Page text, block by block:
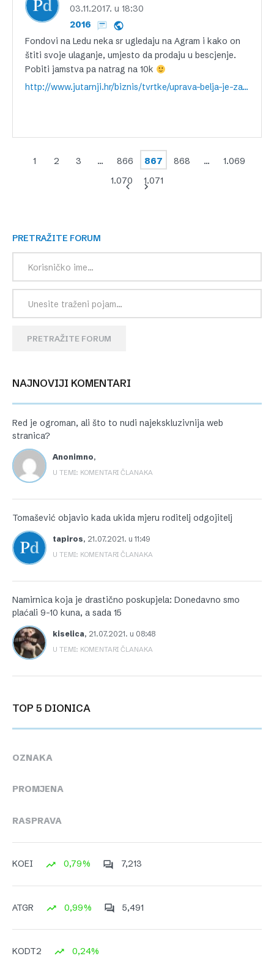
03.11.2017. u 18:30
2016
Fondovi na Ledu neka sr ugledaju na Agram i kako on
štiti svoje ulaganje, umjesto da prodaju u bescjenje.
Pobiti jamstva pa natrag na 10k
http://www.jutarnji.hr/biznis/tvrtke/uprava-belja-je-za-jamstva-agrokoru-grubo-krsila-zakon-kreditna-banka-zagreb-u-vlasnistvu-dubravka-grgica-trazi-izvanrednu-reviziju-belja/6714039/
1 2 3 … 866 867 868 …
1.069
1.070
1.071
PRETRAŽITE FORUM
PRETRAŽITE FORUM
NAJNOVIJI KOMENTARI
Red je ogroman, ali što to nudi najekskluzivnija web
stranica?
Anonimno,
U TEMI: KOMENTARI ČLANAKA
Tomašević objavio kada ukida mjeru roditelj odgojitelj
tapiros, 21.07.2021. u 11:49
U TEMI: KOMENTARI ČLANAKA
Namirnica koja je drastično poskupjela: Donedavno smo
plaćali 9-10 kuna, a sada 15
kiselica, 21.07.2021. u 08:48
U TEMI: KOMENTARI ČLANAKA
TOP 5 DIONICA
OZNAKA
PROMJENA
RASPRAVA
KOEI 0,79% 7,213
ATGR 0,99% 5,491
KODT2 0,24%